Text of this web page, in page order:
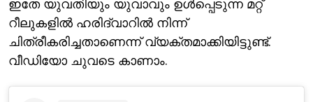
ഇതേ യുവതിയും യുവാവും ഉള്‍പ്പെടുന്ന മറ്റ്
റീലുകളില്‍ ഹരിദ്വാറില്‍ നിന്ന്
ചിത്രീകരിച്ചതാണെന്ന് വ്യക്തമാക്കിയിട്ടുണ്ട്.
വീഡിയോ ചുവടെ കാണാം.